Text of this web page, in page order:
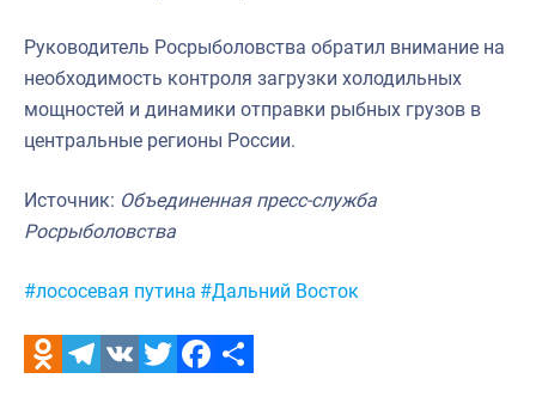
Руководитель Росрыболовства обратил внимание на
необходимость контроля загрузки холодильных
мощностей и динамики отправки рыбных грузов в
центральные регионы России.
Источник: Объединенная пресс-служба
Росрыболовства
Метки:
#лососевая путина #Дальний Восток